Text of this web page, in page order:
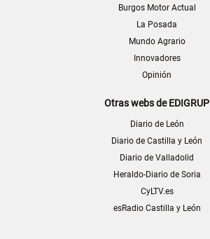
Burgos Motor Actual
La Posada
Mundo Agrario
Innovadores
Opinión
Otras webs de EDIGRUP
Diario de León
Diario de Castilla y León
Diario de Valladolid
Heraldo-Diario de Soria
CyLTV.es
esRadio Castilla y León